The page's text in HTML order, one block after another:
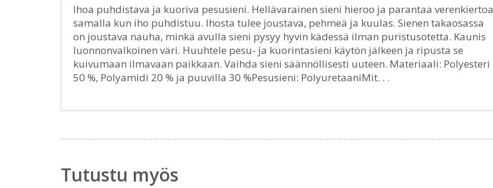
Ihoa puhdistava ja kuoriva pesusieni. Hellävarainen sieni hieroo ja parantaa verenkiertoa
samalla kun iho puhdistuu. Ihosta tulee joustava, pehmeä ja kuulas. Sienen takaosassa
on joustava nauha, minkä avulla sieni pysyy hyvin kädessä ilman puristusotetta. Kaunis
luonnonvalkoinen väri. Huuhtele pesu- ja kuorintasieni käytön jälkeen ja ripusta se
kuivumaan ilmavaan paikkaan. Vaihda sieni säännöllisesti uuteen. Materiaali: Polyesteri
50 %, Polyamidi 20 % ja puuvilla 30 %Pesusieni: PolyuretaaniMit. . .
Tutustu myös